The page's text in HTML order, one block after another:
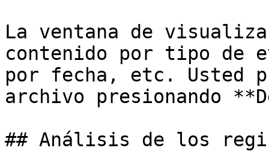
La ventana de
contenido por tipo de
por fecha, etc. Usted
archivo presionando
## Análisis de los